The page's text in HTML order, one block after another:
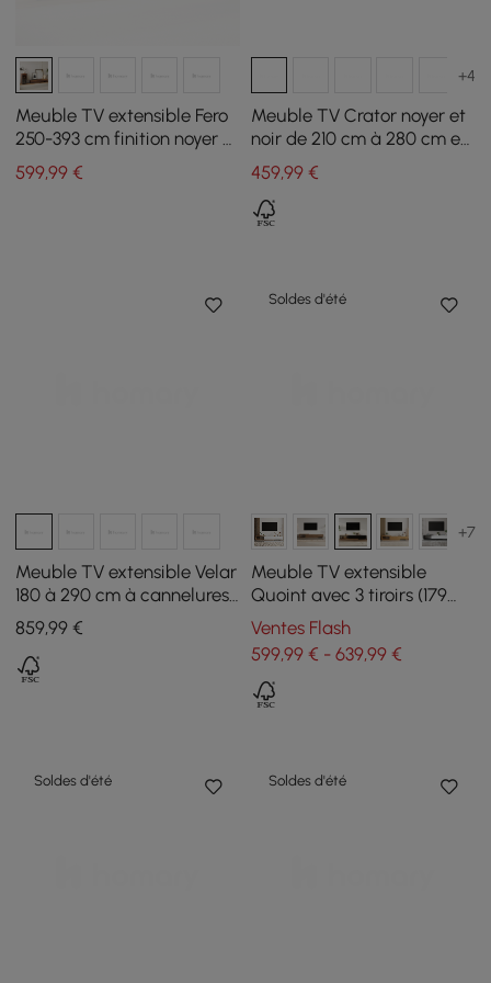
Meuble TV extensible Fero
250-393 cm finition noyer et
gris avec bibliothèque et
LED
599,99 €
+4
Meuble TV Crator noyer et
noir de 210 cm à 280 cm en
bois de frêne, extensible,
avec 3 tiroirs
459,99€
Meuble TV extensible Velar
180 à 290 cm à cannelures
avec plateau pierre frittée
et 3 tiroirs
859,99 €
Soldes d'été
+7
Meuble TV extensible
Quoint avec 3 tiroirs (179
cm à 255 cm) et lampe
Ventes Flash
599,99 € - 639,99 €
Soldes d'été Soldes d'été